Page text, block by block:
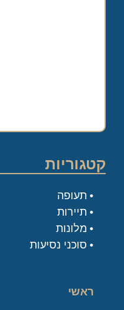
קטגוריות
תעופה
תיירות
מלונות
סוכני נסיעות
ראשי